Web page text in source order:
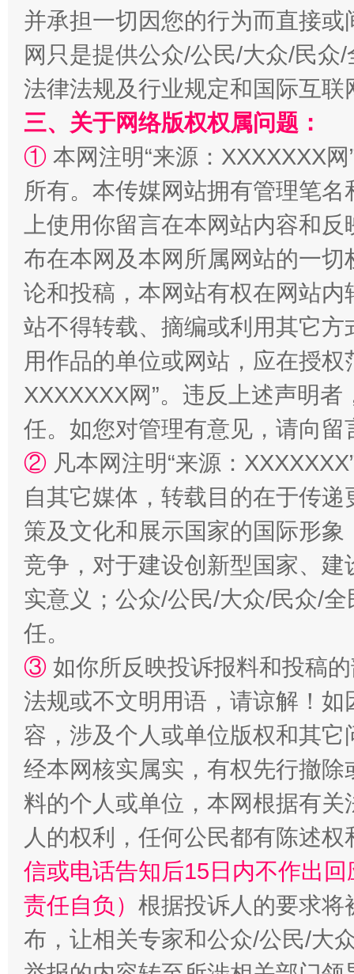
阿坝州三大球赛在茂县开幕
国家大学科技园优化重塑工作
扯下公款旅游的“隐身衣” 如何以
并承担一切因您的行为而直接
网只是提供公众/公民/大众/民
法律法规及行业规定和国际互
三、关于网络版权权属问题：
① 本网注明“来源：XXXXXXX
所有。本传媒网站拥有管理笔
上使用你留言在本网站内容和
布在本网及本网所属网站的一
论和投稿，本网站有权在网站
站不得转载、摘编或利用其它
用作品的单位或网站，应在授
XXXXXXX网”。违反上述声明
任。如您对管理有意见，请向
② 凡本网注明“来源：
自其它媒体，转载目的在于传
策及文化和展示国家的国际形
竞争，对于建设创新型国家、
实意义；公众/公民/大众/民众/
任。
③ 如你所反映投诉报料和投稿
法规或不文明用语，请谅解！
容，涉及个人或单位版权和其它
经本网核实属实，有权先行撤
料的个人或单位，本网根据有
人的权利，任何公民都有陈述
信或电话告知后15日内不作出
责任自负） 根据投诉人的要求将
布，让相关专家和公众/公民/大